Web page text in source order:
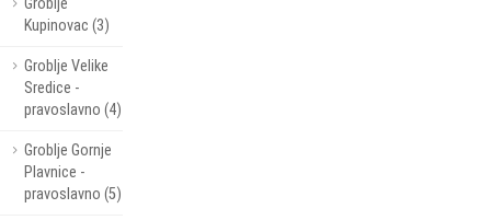
Groblje
Kupinovac (3)
Groblje Velike
Sredice -
pravoslavno (4)
Groblje Gornje
Plavnice -
pravoslavno (5)